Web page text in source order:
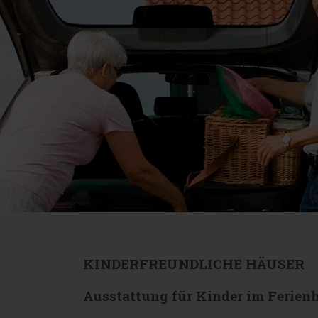
KINDERFREUNDLICHE HÄUSER
Ausstattung für Kinder im